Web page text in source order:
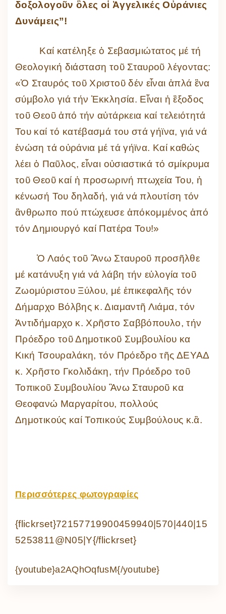
δοξολογοῦν ὃλες οἱ Ἀγγελικές Οὐράνιες
Δυνάμεις”!
Καί κατέληξε ὁ Σεβασμιώτατος μέ τή
Θεολογική διάσταση τοῦ Σταυροῦ λέγοντας:
«Ὁ Σταυρός τοῦ Χριστοῦ δέν εἶναι ἁπλά ἓνα
σύμβολο γιά τήν Ἐκκλησία. Εἶναι ἡ ἒξοδος
τοῦ Θεοῦ ἀπό τήν αὐτάρκεια καί τελειότητά
Του καί τό κατέβασμά του στά γήϊνα, γιά νά
ἑνώση τά οὐράνια μέ τά γήϊνα. Καί καθώς
λέει ὁ Παῦλος, εἶναι οὐσιαστικά τό σμίκρυμα
τοῦ Θεοῦ καί ἡ προσωρινή πτωχεία Του, ἡ
κένωσή Του δηλαδή, γιά νά πλουτίση τόν
ἂνθρωπο πού πτώχευσε ἀπόκομμένος ἀπό
τόν Δημιουργό καί Πατέρα Του!»
Ὁ Λαός τοῦ Ἂνω Σταυροῦ προσῆλθε
μέ κατάνυξη γιά νά λάβη τήν εὐλογία τοῦ
Ζωομύριστου Ξύλου, μέ ἐπικεφαλῆς τόν
Δήμαρχο Βόλβης κ. Διαμαντῆ Λιάμα, τόν
Ἀντιδήμαρχο κ. Χρῆστο Σαββόπουλο, τήν
Πρόεδρο τοῦ Δημοτικοῦ Συμβουλίου κα
Κική Τσουραλάκη, τόν Πρόεδρο τῆς ΔΕΥΑΔ
κ. Χρῆστο Γκολιδάκη, τήν Πρόεδρο τοῦ
Τοπικοῦ Συμβουλίου Ἂνω Σταυροῦ κα
Θεοφανώ Μαργαρίτου, πολλούς
Δημοτικούς καί Τοπικούς Συμβούλους κ.ἂ.
Περισσότερες φωτογραφίες
{flickrset}72157719900459940|570|440|15
5253811@N05|Y{/flickrset}
{youtube}a2AQhOqfusM{/youtube}